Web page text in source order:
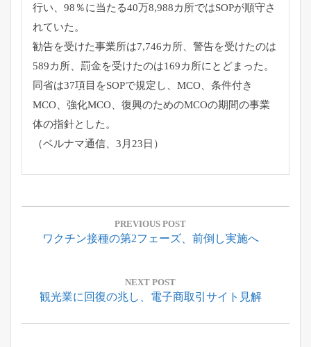
行い、 98％に当たる40万8,988カ所ではSOPが順守さ
れていた。
勧告を受けた事業所は7,746カ所、 警告を受けたのは
589カ所、 罰金を受けたのは169カ所にとどまった。
同省は37項目をSOPで規定し、MCO、条件付き
MCO、 強化MCO、復興のためのMCOの期間の事業
体の指針とした。
（ベルナマ通信、3月23日）
投
シ
PREVIOUS POST
Previous
ワクチン接種の第2フェーズ、前倒し実施へ
NEXT POST
Next
観光業に回復の兆し、電子商取引サイト見解